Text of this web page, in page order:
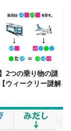
2つの乗り物の謎
ウィークリー謎解